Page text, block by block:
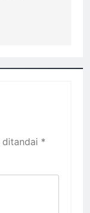
ditandai *